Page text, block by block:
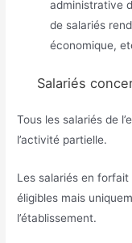
administrative
de salariés
économique,
Salariés
Tous les salariés de
l’activité partielle.
Les salariés en
éligibles mais
l’établissement.